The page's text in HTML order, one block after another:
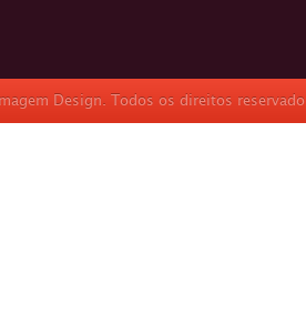
Design. Todos os direitos